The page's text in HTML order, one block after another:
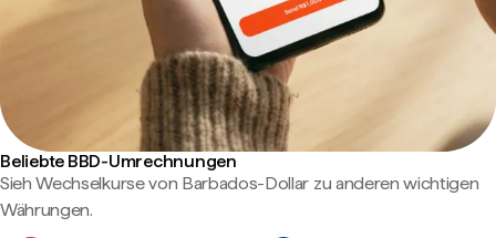
Beliebte BBD-Umrechnungen
Sieh Wechselkurse von Barbados-Dollar zu anderen wichtigen
Währungen.